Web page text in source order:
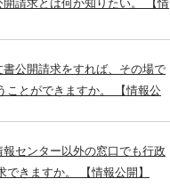
書公開請求をすれば、その場で
ことができますか。 【情報公
報センター以外の窓口でも行政
できますか。 【情報公開】